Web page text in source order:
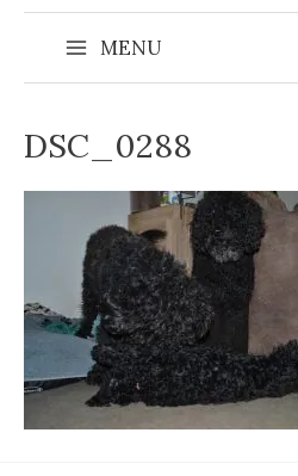
Main
Menu
MENU
DSC_0288